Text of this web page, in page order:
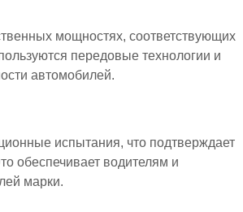
мощностях, соответствующих
передовые технологии и
автомобилей.
испытания, что подтверждает
обеспечивает водителям и
марки.